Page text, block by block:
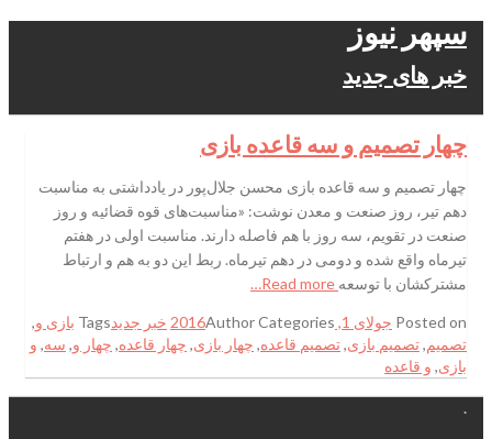
سپهر نیوز
خبر های جدید
چهار تصمیم و سه قاعده بازی
چهار تصمیم و سه قاعده بازی محسن جلال‌پور در یادداشتی به مناسبت
دهم تیر، روز صنعت و معدن نوشت: «مناسبت‌های قوه قضائیه و روز
صنعت در تقویم، سه روز با هم فاصله دارند. مناسبت اولی در هفتم
تیرماه واقع شده و دومی در دهم تیرماه. ربط این دو به هم و ارتباط
مشترکشان با توسعه
Posted on جولای 1, 2016 AuthorCategories خبر جدیدTags بازی و,
تصمیم,تصمیم بازی,تصمیم قاعده, چهار بازی, چهار قاعده, چهار و, سه, و
بازی, و قاعده
.